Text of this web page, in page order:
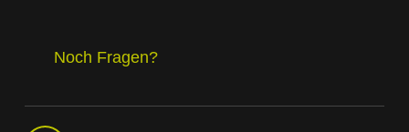
Noch Fragen?